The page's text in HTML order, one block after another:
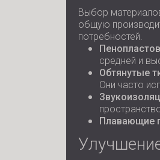
Выбор
общую
потребностей.
средней и
Обтянутые
Они часто
Плавающие